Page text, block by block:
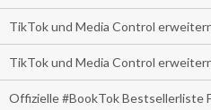
TikTok und Media Control
TikTok und Media Control
Offizielle #BookTok Bestsellerliste